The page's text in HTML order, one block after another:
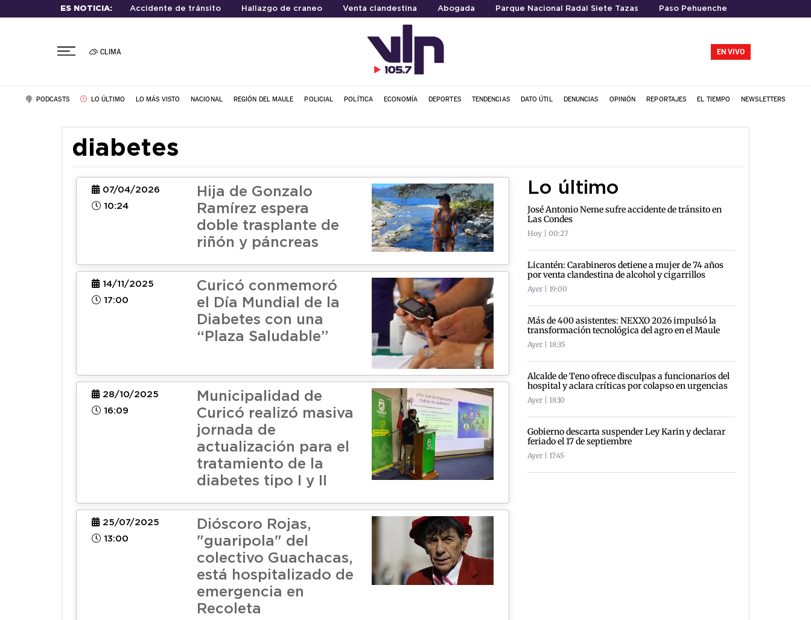
ES NOTICIA: Accidente de tránsito Hallazgo de craneo Venta clandestina Abogada Parque Nacional Radal Siete Tazas Paso Pehuenche
CLIMA EN VIVO
PODCASTS LO ÚLTIMO LO MÁS VISTO NACIONAL REGIÓN DEL MAULE POLICIAL POLÍTICA ECONOMÍA DEPORTES TENDENCIAS DATO ÚTIL DENUNCIAS OPINIÓN REPORTAJES EL TIEMPO NEWSLETTERS
diabetes
07/04/2026
10:24
Hija de Gonzalo
Ramírez espera
doble trasplante de
riñón y páncreas
14/11/2025
17:00
Curicó conmemoró
el Día Mundial de la
Diabetes con una
“Plaza Saludable”
28/10/2025
16:09
Municipalidad de
Curicó realizó masiva
jornada de
actualización para el
tratamiento de la
diabetes tipo I y II
25/07/2025
13:00
Dióscoro Rojas,
"guaripola" del
colectivo Guachacas,
está hospitalizado de
emergencia en
Recoleta
Lo último
José Antonio Neme sufre accidente de tránsito en
Las Condes
Hoy | 00:27
Licantén: Carabineros detiene a mujer de 74 años
por venta clandestina de alcohol y cigarrillos
Ayer | 19:00
Más de 400 asistentes: NEXXO 2026 impulsó la
transformación tecnológica del agro en el Maule
Ayer | 18:35
Alcalde de Teno ofrece disculpas a funcionarios del
hospital y aclara críticas por colapso en urgencias
Ayer | 18:10
Gobierno descarta suspender Ley Karin y declarar
feriado el 17 de septiembre
Ayer | 17:45